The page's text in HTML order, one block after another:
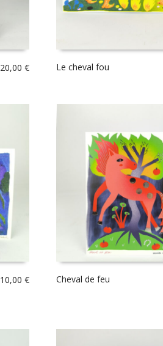
20,00 € Le cheval fou
10,00 € Cheval de feu